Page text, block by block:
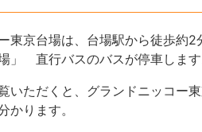
東京台場は、台場駅から徒歩約2
」 直行バスのバスが停車します
いただくと、グランドニッコー
かります。